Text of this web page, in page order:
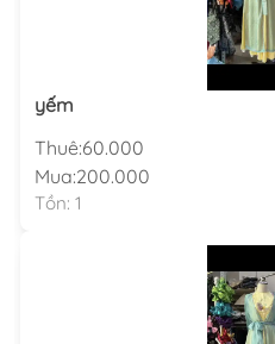
yếm
Thuê:60.000
Mua:200.000
Tồn: 1